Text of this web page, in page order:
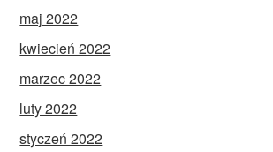
maj 2022
kwiecień 2022
marzec 2022
luty 2022
styczeń 2022